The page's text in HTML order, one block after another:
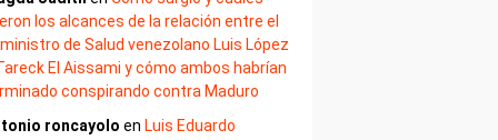
los alcances de la relación entre el
de Salud venezolano Luis López
El Aissami y cómo ambos habrían
conspirando contra Maduro
roncayolo en Luis Eduardo